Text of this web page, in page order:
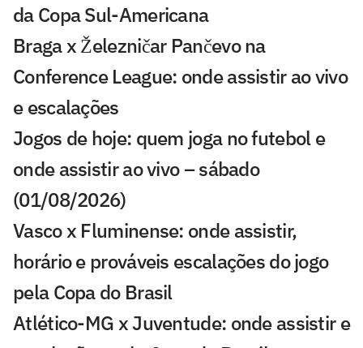
da Copa Sul-Americana
Braga x Železničar Pančevo na
Conference League: onde assistir ao vivo
e escalações
Jogos de hoje: quem joga no futebol e
onde assistir ao vivo – sábado
(01/08/2026)
Vasco x Fluminense: onde assistir,
horário e prováveis escalações do jogo
pela Copa do Brasil
Atlético-MG x Juventude: onde assistir e